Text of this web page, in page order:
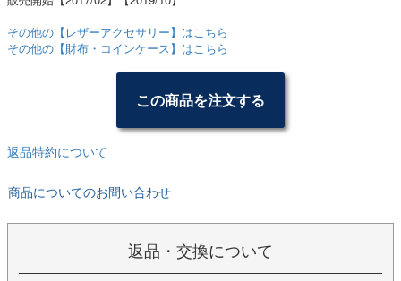
その他の【レザーアクセサリー】はこちら
その他の【財布・コインケース】はこちら
この商品を注文する
返品特約について
商品についてのお問い合わせ
返品・交換について